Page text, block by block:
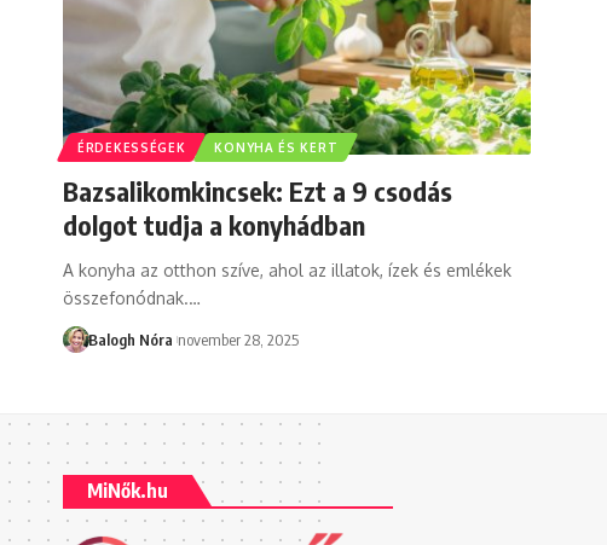
ÉRDEKESSÉGEK KONYHA ÉS KERT
Bazsalikomkincsek: Ezt a 9 csodás
dolgot tudja a konyhádban
A konyha az otthon szíve, ahol az illatok, ízek és emlékek
összefonódnak.…
Balogh Nóra november 28, 2025
MiNők.hu